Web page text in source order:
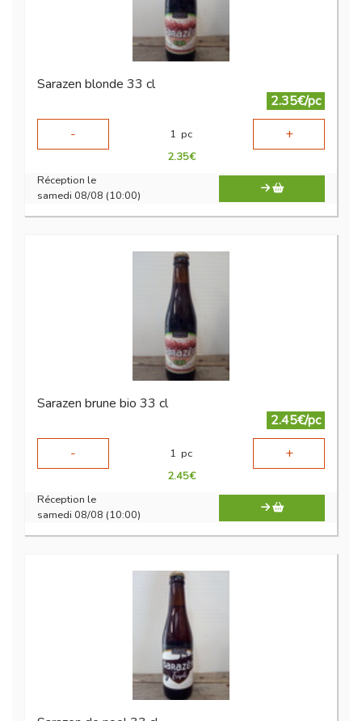
Sarazen blonde 33 cl
2.35€/pc
-
1 pc +
2.35€
Réception le
samedi 08/08 (10:00)
Sarazen brune bio 33 cl
2.45€/pc
-
1 pc +
2.45€
Réception le
samedi 08/08 (10:00)